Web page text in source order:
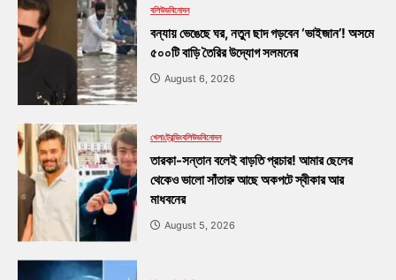
বলিউডবিনোদন
বন্যায় ভেঙেছে ঘর, নতুন ছাদ গড়বেন ‘ভাইজান’! অসমে
৫০০টি বাড়ি তৈরির উদ্যোগ সলমনের
August 6, 2026
খেলাট্রেন্ডিংবলিউডবিনোদন
তারকা-সন্তান বলেই বাড়তি প্রচার! আমার ছেলের
থেকেও ভালো সাঁতারু আছে অকপটে স্বীকার আর
মাধবনের
August 5, 2026